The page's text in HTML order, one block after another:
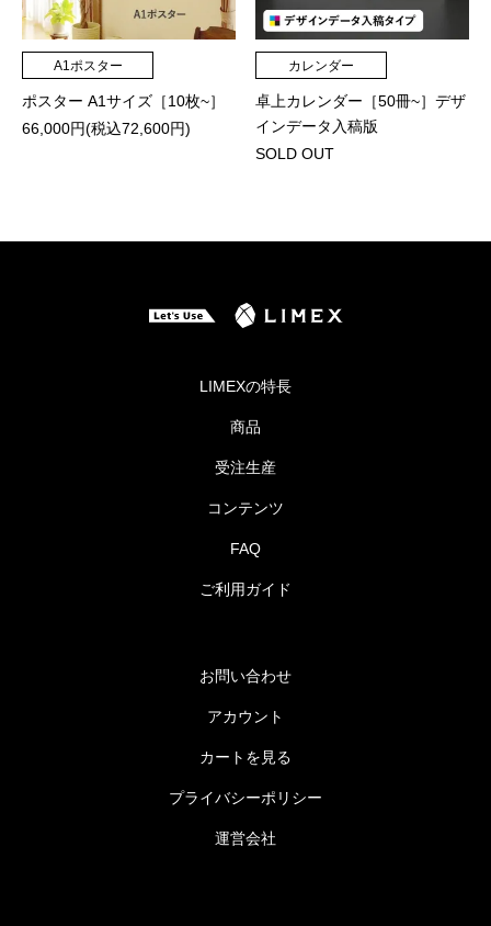
A1ポスター
ポスター A1サイズ［10枚~］
66,000円(税込72,600円)
カレンダー
卓上カレンダー［50冊~］デザ
インデータ入稿版
SOLD OUT
LIMEXの特長
商品
受注生産
コンテンツ
FAQ
ご利用ガイド
お問い合わせ
アカウント
カートを見る
プライバシーポリシー
運営会社